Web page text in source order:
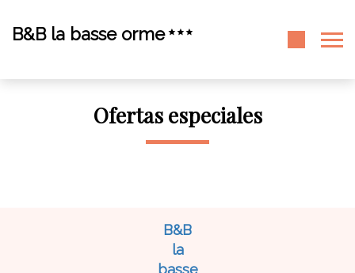
B&B la basse orme
Ofertas especiales
B&B
la
basse